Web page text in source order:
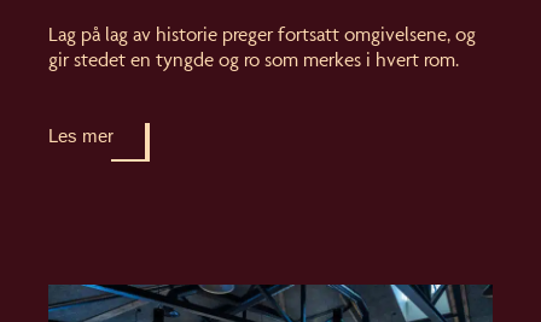
Lag på lag av historie preger fortsatt omgivelsene, og
gir stedet en tyngde og ro som merkes i hvert rom.
Les mer